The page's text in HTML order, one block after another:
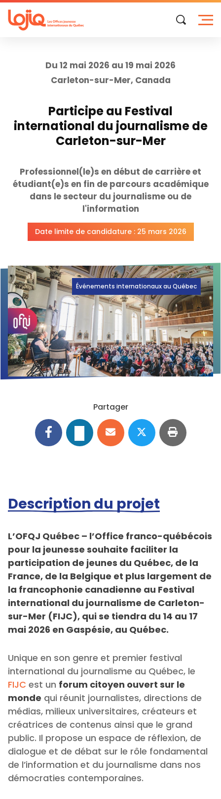
Skip
to
content
Du 12 mai 2026 au 19 mai 2026
Carleton-sur-Mer, Canada
Participe au Festival
international du journalisme de
Carleton-sur-Mer
Professionnel(le)s en début de carrière et
étudiant(e)s en fin de parcours académique
dans le secteur du journalisme ou de
l'information
Date limite de candidature : 25 mars 2026
Événements internationaux au Québec
Partager
Description du projet
L’OFQJ Québec – l’Office franco-québécois
pour la jeunesse souhaite faciliter la
participation de jeunes du Québec, de la
France, de la Belgique et plus largement de
la francophonie canadienne au Festival
international du journalisme de Carleton-
sur-Mer (FIJC), qui se tiendra du 14 au 17
mai 2026 en Gaspésie, au Québec.
Unique en son genre et premier festival
international du journalisme au Québec, le
FIJC est un forum citoyen ouvert sur le
monde qui réunit journalistes, directions de
médias, milieux universitaires, créateurs et
créatrices de contenus ainsi que le grand
public. Il propose un espace de réflexion, de
dialogue et de débat sur le rôle fondamental
de l’information et du journalisme dans nos
démocraties contemporaines.